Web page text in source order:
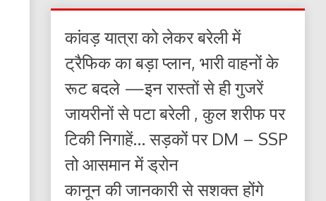
कांवड़ यात्रा को लेकर बरेली में
ट्रैफिक का बड़ा प्लान, भारी वाहनों के
रूट बदले —इन रास्तों से ही गुजरें
जायरीनों से पटा बरेली , कुल शरीफ पर
टिकी निगाहें… सड़कों पर DM – SSP
तो आसमान में ड्रोन
कानून की जानकारी से सशक्त होंगे